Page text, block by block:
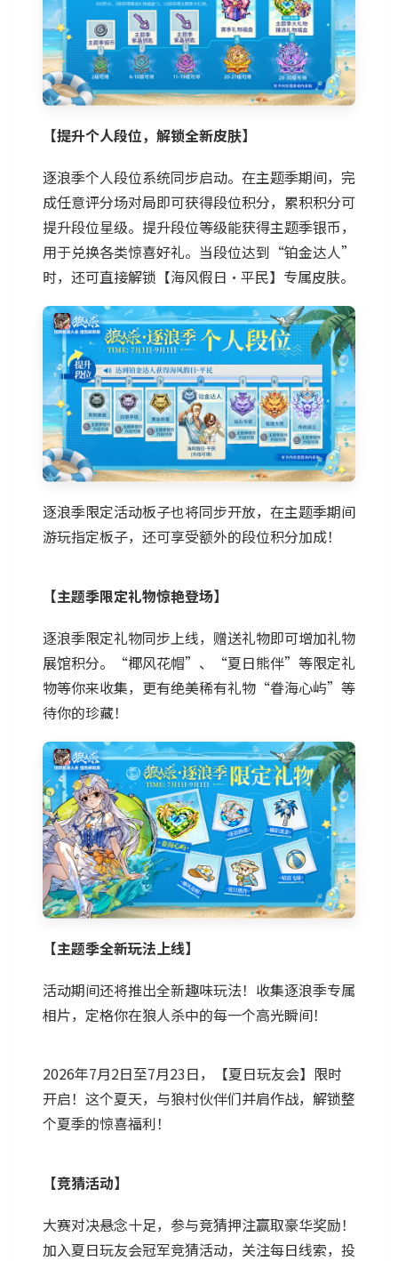
【提升个人段位，解锁全新皮肤】
逐浪季个人段位系统同步启动。在主题季期间，完
成任意评分场对局即可获得段位积分，累积积分可
提升段位星级。提升段位等级能获得主题季银币，
用于兑换各类惊喜好礼。当段位达到“铂金达人”
时，还可直接解锁【海风假日·平民】专属皮肤。
逐浪季限定活动板子也将同步开放，在主题季期间
游玩指定板子，还可享受额外的段位积分加成！
【主题季限定礼物惊艳登场】
逐浪季限定礼物同步上线，赠送礼物即可增加礼物
展馆积分。“椰风花帽”、“夏日熊伴”等限定礼
物等你来收集，更有绝美稀有礼物“眷海心屿”等
待你的珍藏！
【主题季全新玩法上线】
活动期间还将推出全新趣味玩法！收集逐浪季专属
相片，定格你在狼人杀中的每一个高光瞬间！
2026年7月2日至7月23日，【夏日玩友会】限时
开启！这个夏天，与狼村伙伴们并肩作战，解锁整
个夏季的惊喜福利！
【竞猜活动】
大赛对决悬念十足，参与竞猜押注赢取豪华奖励！
加入夏日玩友会冠军竞猜活动，关注每日线索，投